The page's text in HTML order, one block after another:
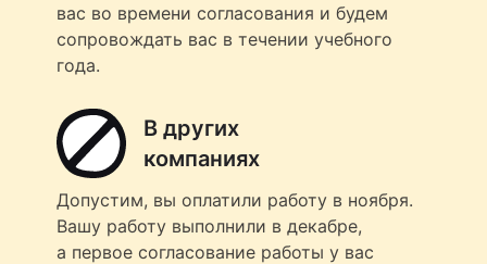
вас во времени согласования и будем
сопровождать вас в течении учебного
года.
В других
компаниях
Допустим, вы оплатили работу в ноября.
Вашу работу выполнили в декабре,
а первое согласование работы у вас